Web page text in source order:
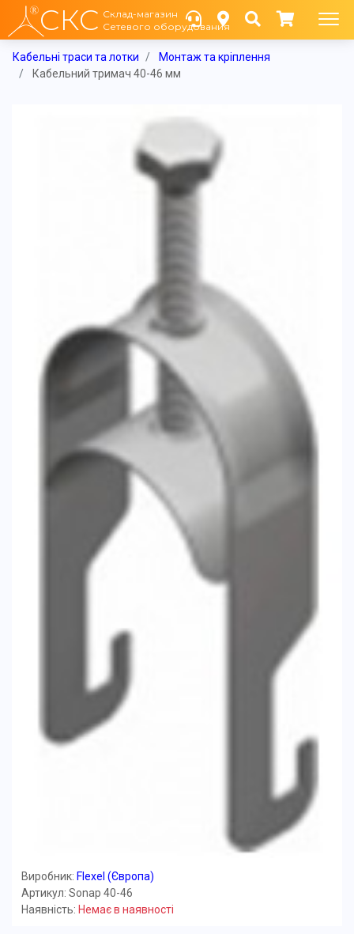
СКС Склад-магазин
Сетевого оборудования
Кабельні траси та лотки
Монтаж та кріплення
Кабельний тримач 40-46 мм
Виробник: Flexel (Європа)
Артикул: Sonap 40-46
Наявність: Немає в наявності